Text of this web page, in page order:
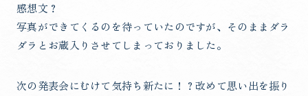
感想文？
写真ができてくるのを待っていたのですが、そのままダラ
ダラとお蔵入りさせてしまっておりました。
次の発表会にむけて気持ち新たに！？改めて思い出を振り